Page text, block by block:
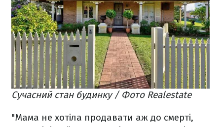
Сучасний стан будинку / Фото Realestate
"Мама не хотіла продавати аж до смерті,